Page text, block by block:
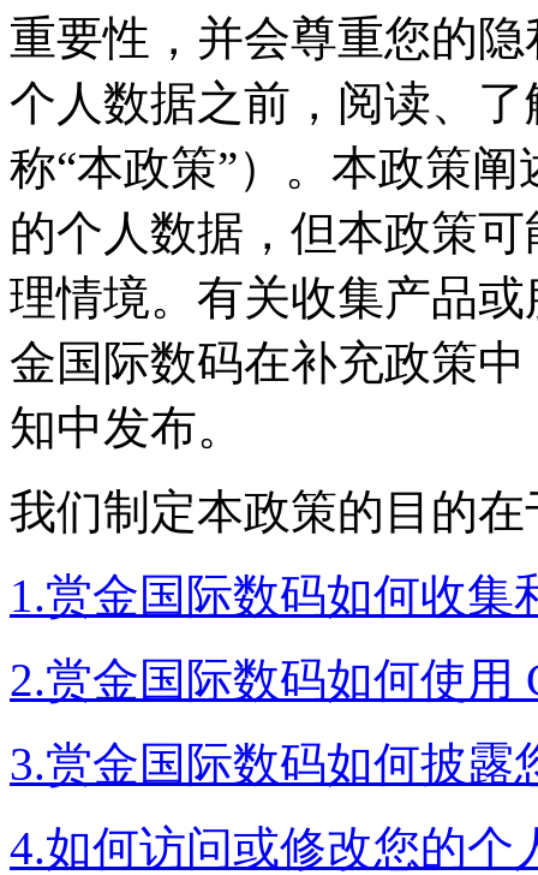
重要性，并会尊重您
个人数据之前，阅读
称“本政策”）。本政策
的个人数据，但本政
理情境。有关收集产品
金国际数码在补充政策中
知中发布。
我们制定本政策的目的在
1.赏金国际数码如何收集
2.赏金国际数码如何使用
3.赏金国际数码如何披露
4.如何访问或修改您的个